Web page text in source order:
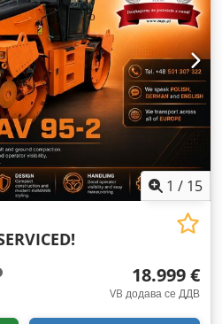
1 / 15
18.999 €
VB додава се ДДВ